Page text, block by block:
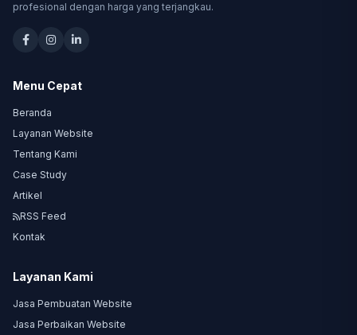
profesional dengan harga yang terjangkau.
Menu Cepat
Beranda
Layanan Website
Tentang Kami
Case Study
Artikel
RSS Feed
Kontak
Layanan Kami
Jasa Pembuatan Website
Jasa Perbaikan Website